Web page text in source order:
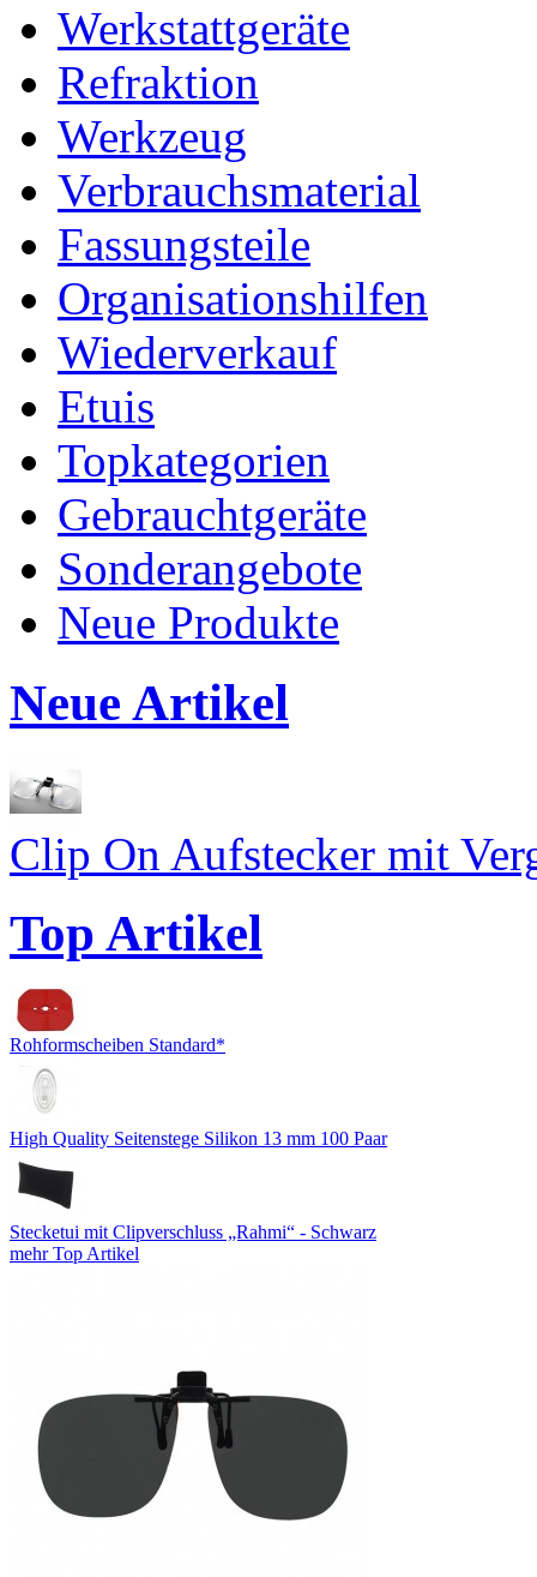
Werkstattgeräte
Refraktion
Werkzeug
Verbrauchsmaterial
Fassungsteile
Organisationshilfen
Wiederverkauf
Etuis
Topkategorien
Gebrauchtgeräte
Sonderangebote
Neue Produkte
Neue Artikel
Clip On Aufstecker mit
Top Artikel
Rohformscheiben Standard*
High Quality Seitenstege Silikon 13 mm 100 Paar
Stecketui mit Clipverschluss „Rahmi“ - Schwarz
mehr Top Artikel